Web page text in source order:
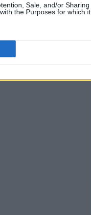
Sale, and/or Sharing
the Purposes for which it